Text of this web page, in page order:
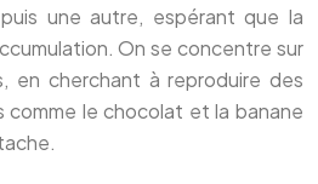
une autre, espérant que la
On se concentre sur
en cherchant à reproduire des
comme le chocolat et la banane